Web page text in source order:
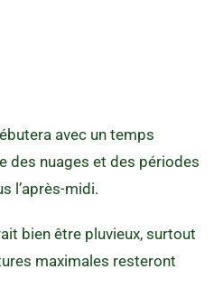
avec un temps
des nuages et des périodes
l’après-midi.
bien être pluvieux, surtout
maximales resteront